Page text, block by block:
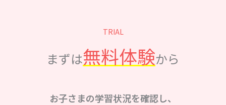
TRIAL
まずは無料体験から
お子さまの学習状況を確認し、